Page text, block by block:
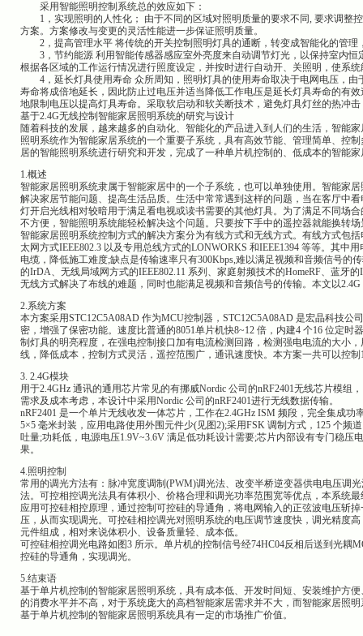
采用智能照明控制系统总的效应如下：
1，实现照明的人性化； 由于不同的区域对照明质量的要求不同, 要求调整
方案。方案修改与变更的灵活性能进一步保证照明质量。
2，提高管理水平 将传统的开关控制照明灯具的通断，转变成智能化的管理
3，节约能源 利用智能传感器感应室外亮度来自动调节灯光，以保持室内恒
根据各区域的工作运行情况进行照度设定，并按时进行自动开、关照明，使系
4，延长灯具使用寿命 众所周知，照明灯具的使用寿命取决于电网电压，由
寿命将成倍地延长，因此防止过电压并适当降低工作电压是延长灯具寿命的有
地限制电压以提高灯具寿命。采取软启动和软关断技术，避免灯具灯丝的热冲
基于2.4G无线控制智能家居照明系统的研究与设计
随着科技的发展，越来越多的自动化、智能化的产品进入到人们的生活，智能
照明系统作为智能家居系统的一个重要子系统，具有高效节能、管理简单、控
居的智能照明系统进行研究和开发，完成了一种单片机控制的、低成本的智能
1.概述
智能家居照明系统隶属于智能家居中的一个子系统，也可以单独使用。智能家
解决家居节能问题、提高生活品质。生活中常常遇到这样的问题，当在客厅中
灯开启光线相对较暗用于满足看电视或读书需要的其他灯具。为了满足不同场
不方便，智能照明系统能轻松解决这个问题。只要按下手中的遥控器就能换转
智能家居照明系统控制方式的解决方案分为有线方式和无线方式。有线方式包
太网方式IEEE802.3 以及专用总线方式的LONWORKS 和IEEE1394 等等。其中
电缆，降低施工难度;缺点是传输速率只有300Kbps,难以满足视频和音频信号的
的IrDA、无线局域网方式的IEEE802.11 系列、家庭射频技术的HomeRF、蓝牙的
无线方式解决了布线的难题，同时也能满足视频和音频信号的传输。本文以
2.系统方案
本方案采用STC12C5A08AD 作为MCU控制器，STC12C5A08AD 是宏晶科技
密，增强了保密功能。速度比普通的8051单片机快8~12 倍，内建4 个16 位定
制灯具的明亮程度，在强电控制接口加有电流检测回路，检测强电电流的大小
线，降低成本，控制方式灵活，遥控范围广，通讯速度快。本方案一共可以控
3. 2.4G模块
用于2.4GHz 通讯的通用芯片常见的有挪威Nordic 公司的nRF2401无线芯片模组
需求及成本考虑，本设计中采用Nordic 公司的nRF2401进行无线数据传输。
nRF2401 是一个单片无线收发一体芯片，工作在2.4GHz ISM 频段，完全集成
5×5 毫米封装，应用电路使用外围元件少(见图2);采用FSK 调制方式，125 个频
吐量;功耗低，电源电压1.9V~3.6V 满足低功耗设计需要;芯片内部设有专门稳压
果。
4.照明控制
常用的调光方法有：脉冲宽度调制(PWM)调光法、改变半桥逆变器供电电压调
法。可控相控调光法具有体积小、价格合理和调光功率范围宽等优点，本系统
应用可控硅相控原理，通过控制可控硅的导通角，将电网输入的正弦波电压斩
压，从而实现调光。可控硅相控调光对照明系统的电压调节速度快，调光精度
元件组成，相对来说体积小、设备质量轻、成本低。
可控硅相控调光电路如图3 所示。单片机的控制信号经74HC04反相后送到光耦
控硅的导通角，实现调光。
5.结束语
基于单片机控制的智能家居照明系统，具有成本低、开发时间短、安装维护方
的消费水平并不高，对于系统庞大的高档智能家居需求并不大，而智能家居照
基于单片机控制的智能家居照明系统具有一定的市场推广价值。